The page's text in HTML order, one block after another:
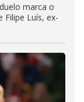
marca o
Luís, ex-